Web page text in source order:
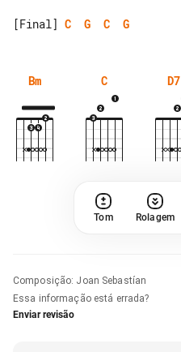
[Final] C G C G
Bm C D7
Tom Rolagem
Composição: Joan Sebastían
Essa informação está errada?
Enviar revisão